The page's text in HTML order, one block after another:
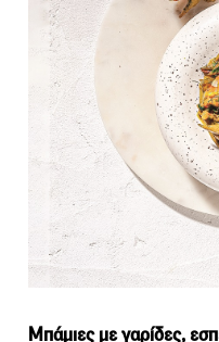
Μπάμιες με γαρίδες,